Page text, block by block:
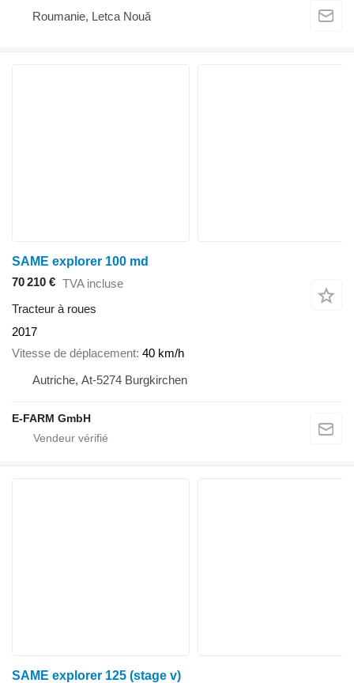
Roumanie, Letca Nouă
SAME explorer 100 md
70 210 € TVA incluse
Tracteur à roues
2017
Vitesse de déplacement 40 km/h
Autriche, At-5274 Burgkirchen
E-FARM GmbH
SAME explorer 125 (stage v)